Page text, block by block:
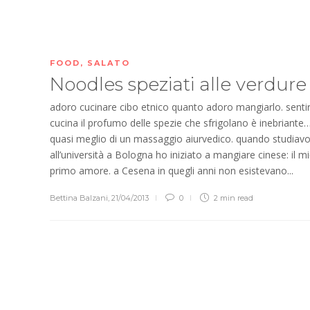
FOOD , SALATO
Noodles speziati alle verdure
adoro cucinare cibo etnico quanto adoro mangiarlo.
cucina il profumo delle spezie che sfrigolano è inebriante…
quasi meglio di un massaggio aiurvedico. quando studiavo
all’università a Bologna ho iniziato a mangiare cinese: il
primo amore. a Cesena in quegli anni non esistevano...
Bettina Balzani, 21/04/2013 0 2 min read